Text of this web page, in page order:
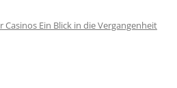
Ein Blick in die Vergangenheit